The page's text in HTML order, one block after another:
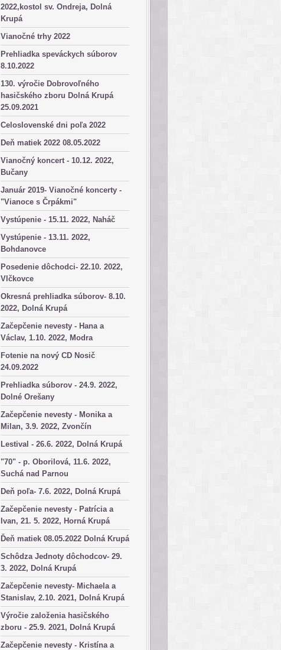
2022,kostol sv. Ondreja, Dolná
Krupá
Vianočné trhy 2022
Prehliadka speváckych súborov
8.10.2022
130. výročie Dobrovoľného
hasičského zboru Dolná Krupá
25.09.2021
Celoslovenské dni poľa 2022
Deň matiek 2022 08.05.2022
Vianočný koncert - 10.12. 2022,
Bučany
Január 2019- Vianočné koncerty -
"Vianoce s Črpákmi"
Vystúpenie - 15.11. 2022, Naháč
Vystúpenie - 13.11. 2022,
Bohdanovce
Posedenie dôchodci- 22.10. 2022,
Vlčkovce
Okresná prehliadka súborov- 8.10.
2022, Dolná Krupá
Začepčenie nevesty - Hana a
Václav, 1.10. 2022, Modra
Fotenie na nový CD Nosič
24.09.2022
Prehliadka súborov - 24.9. 2022,
Dolné Orešany
Začepčenie nevesty - Monika a
Milan, 3.9. 2022, Zvončín
Lestival - 26.6. 2022, Dolná Krupá
"70" - p. Oborilová, 11.6. 2022,
Suchá nad Parnou
Deň poľa- 7.6. 2022, Dolná Krupá
Začepčenie nevesty - Patrícia a
Ivan, 21. 5. 2022, Horná Krupá
Ďeň matiek 08.05.2022 Dolná Krupá
Schôdza Jednoty dôchodcov- 29.
3. 2022, Dolná Krupá
Začepčenie nevesty- Michaela a
Stanislav, 2.10. 2021, Dolná Krupá
Výročie založenia hasičského
zboru - 25.9. 2021, Dolná Krupá
Začepčenie nevesty - Kristína a